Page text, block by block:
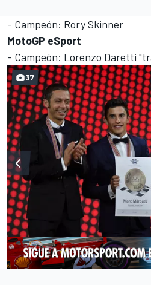
- Campeón: Rory Skinner
MotoGP eSport
- Campeón: Lorenzo Daretti
37